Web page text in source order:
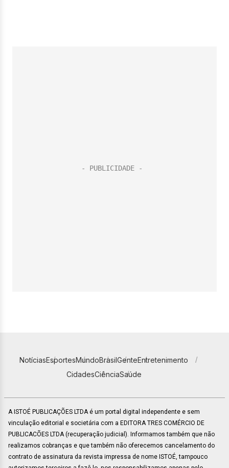
NotíciasEsportesMundoBrasilGenteEntretenimento
CidadesCiênciaSaúde
A ISTOÉ PUBLICAÇÕES LTDA é um portal digital independente e sem
vinculação editorial e societária com a EDITORA TRES COMÉRCIO DE
PUBLICACÕES LTDA (recuperação judicial). Informamos também que não
realizamos cobranças e que também não oferecemos cancelamento do
contrato de assinatura da revista impressa de nome ISTOÉ, tampouco